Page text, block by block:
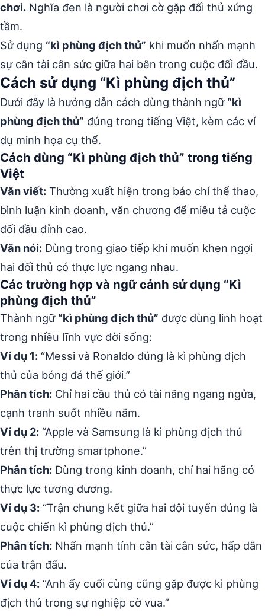
chơi. Nghĩa đen là người chơi cờ gặp đối thủ xứng
tầm.
Sử dụng “kì phùng địch thủ” khi muốn nhấn mạnh
sự cân tài cân sức giữa hai bên trong cuộc đối đầu.
Cách sử dụng “Kì phùng địch thủ”
Dưới đây là hướng dẫn cách dùng thành ngữ “kì
phùng địch thủ” đúng trong tiếng Việt, kèm các ví
dụ minh họa cụ thể.
Cách dùng “Kì phùng địch thủ” trong tiếng
Việt
Văn viết: Thường xuất hiện trong báo chí thể thao,
bình luận kinh doanh, văn chương để miêu tả cuộc
đối đầu đỉnh cao.
Văn nói: Dùng trong giao tiếp khi muốn khen ngợi
hai đối thủ có thực lực ngang nhau.
Các trường hợp và ngữ cảnh sử dụng “Kì
phùng địch thủ”
Thành ngữ “kì phùng địch thủ” được dùng linh hoạt
trong nhiều lĩnh vực đời sống:
Ví dụ 1: “Messi và Ronaldo đúng là kì phùng địch
thủ của bóng đá thế giới.”
Phân tích: Chỉ hai cầu thủ có tài năng ngang ngửa,
cạnh tranh suốt nhiều năm.
Ví dụ 2: “Apple và Samsung là kì phùng địch thủ
trên thị trường smartphone.”
Phân tích: Dùng trong kinh doanh, chỉ hai hãng có
thực lực tương đương.
Ví dụ 3: “Trận chung kết giữa hai đội tuyển đúng là
cuộc chiến kì phùng địch thủ.”
Phân tích: Nhấn mạnh tính cân tài cân sức, hấp dẫn
của trận đấu.
Ví dụ 4: “Anh ấy cuối cùng cũng gặp được kì phùng
địch thủ trong sự nghiệp cờ vua.”